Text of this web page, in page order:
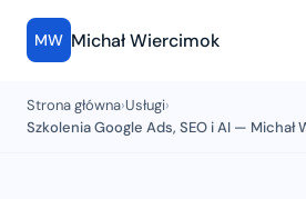
MW Michał Wiercimok
Strona główna›Usługi›
Szkolenia Google Ads, SEO i AI — Michał